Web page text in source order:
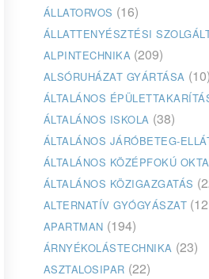
ÁLLATORVOS (16)
ÁLLATTENYÉSZTÉSI
ALPINTECHNIKA (209)
ALSÓRUHÁZAT GYÁRTÁSA (10)
ÁLTALÁNOS
ÁLTALÁNOS ISKOLA (38)
ÁLTALÁNOS JÁRÓBETEG-
ÁLTALÁNOS KÖZÉPFOKÚ
ÁLTALÁNOS KÖZIGAZGATÁS
ALTERNATÍV GYÓGYÁSZAT
APARTMAN (194)
ÁRNYÉKOLÁSTECHNIKA (23)
ASZTALOSIPAR (22)